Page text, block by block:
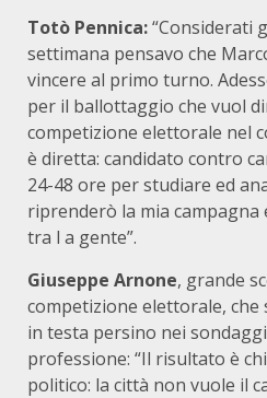
Totò Pennica:“Considerati
settimana pensavo che
vincere al primo turno.
per il ballottaggio che vuol
competizione elettorale nel
è diretta: candidato contro
24-48 ore per studiare ed
riprenderò la mia
tra l a gente”.
Giuseppe Arnone, grande
competizione elettorale, che
in testa persino nei
professione: “Il risultato è
politico: la città non vuole il